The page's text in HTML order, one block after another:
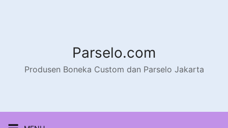
Parselo.com
Produsen Boneka Custom dan Parselo Jakarta